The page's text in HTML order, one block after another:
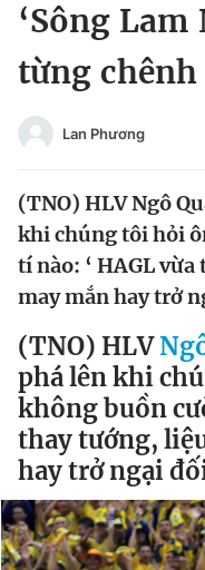
Chuyên mục
Chào ngày mới
Tin thị trường
Sản phẩm khác
Tiện ích
Thông tin tòa soạn
Đổi mật khẩu
Tin đã lưu
‘Sông
từng
Lan Phương
(TNO) HLV Ngô
khi chúng tôi hỏi
tí nào: ‘ HAGL
may mắn hay trở
(TNO) HLV
phá lên khi
không buồn
thay tướng,
hay trở ngại